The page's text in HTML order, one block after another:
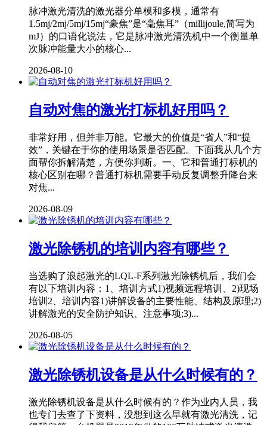
脉冲激光清洗的激光器分单模和多模，通常有
1.5mj/2mj/5mj/15mj“豪焦”是“毫焦耳”（millijoule,简写为
mJ）的口语化说法，它是脉冲激光清洗机中一个衡量单
次脉冲能量大小的核心...
2026-08-10
自动对焦的激光打标机好用吗？
非常好用，但并非万能。它最大的价值是“省人”和“提
效”，关键在于你的使用场景是否匹配。下面我从几个方
面帮你拆解清楚，方便你判断。一、它和普通打标机的
核心区别在哪？普通打标机需要手动反复调整升降台来
对焦...
2026-08-09
激光除锈机的培训内容有哪些？
当选购了浪起激光的LQL-F系列激光除锈机后，我们会
有以下培训内容：1、培训方式1)视频远程培训、2)现场
培训2、培训内容1)讲解设备的主要性能、结构及原理;2)
讲解激光的安全防护知识、注意事项;3)...
2026-08-05
激光除锈机设备是从什么时候有的？
激光除锈机设备是从什么时候有的？作为业内人员，我
也专门去查了下资料，没想到这么早就有激光清洗，记